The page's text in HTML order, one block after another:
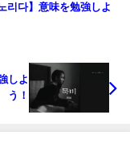
리다】意味を勉強しよ
しよ
う！